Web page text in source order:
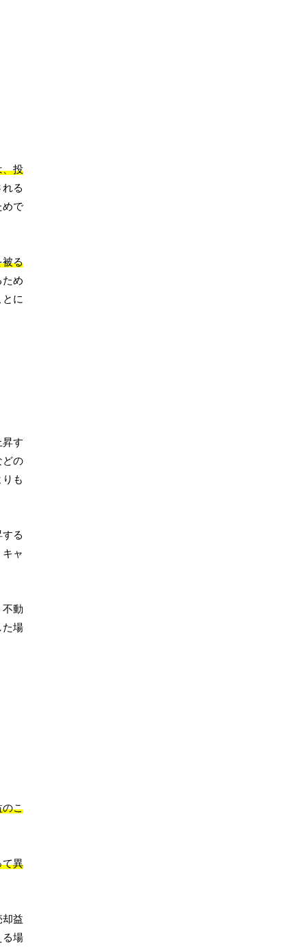
、投
る
めで
被る
ため
とに
昇す
どの
も
る
ャ
不動
た場
のこ
て異
却益
る場